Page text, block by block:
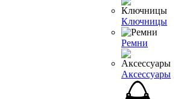
Ключницы
Ремни
Аксессуары